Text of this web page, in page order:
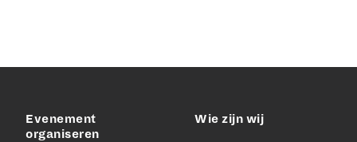
Evenement
organiseren
Wie zijn wij